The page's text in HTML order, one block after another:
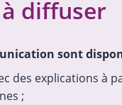
diffuser
sont
des explications à
;